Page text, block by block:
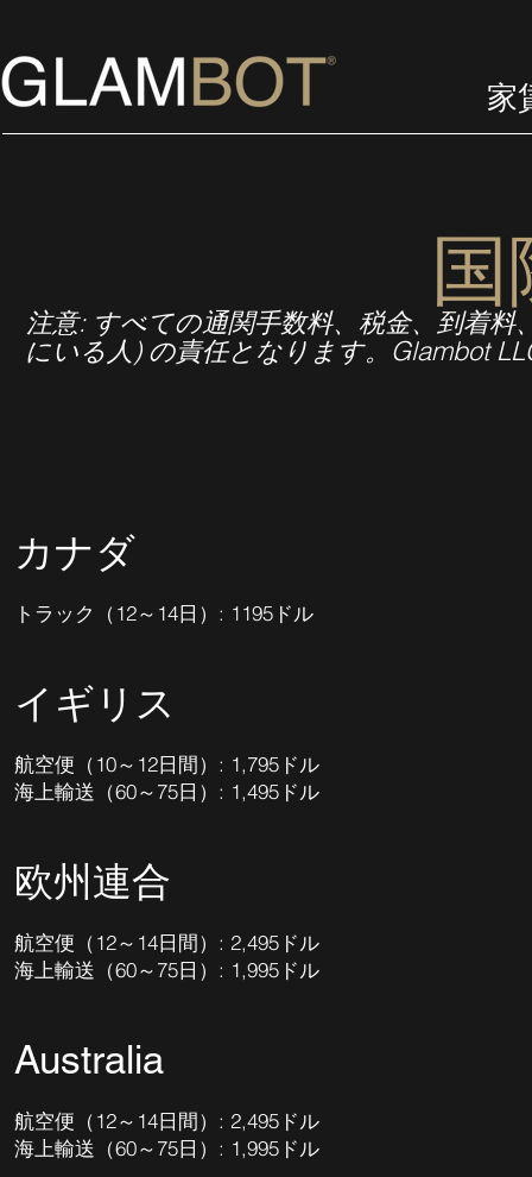
家
注意: すべての通関手数料、税金、到着
にいる人) の責任となります。Glambot
カナダ
トラック（12～14日）: 1195ドル
イギリス
航空便（10～12日間）: 1,795ドル
海上輸送（60～75日）: 1,495ドル
欧州連合
航空便（12～14日間）: 2,495ドル
海上輸送（60～75日）: 1,995ドル
Australia
航空便（12～14日間）: 2,495ドル
海上輸送（60～75日）: 1,995ドル